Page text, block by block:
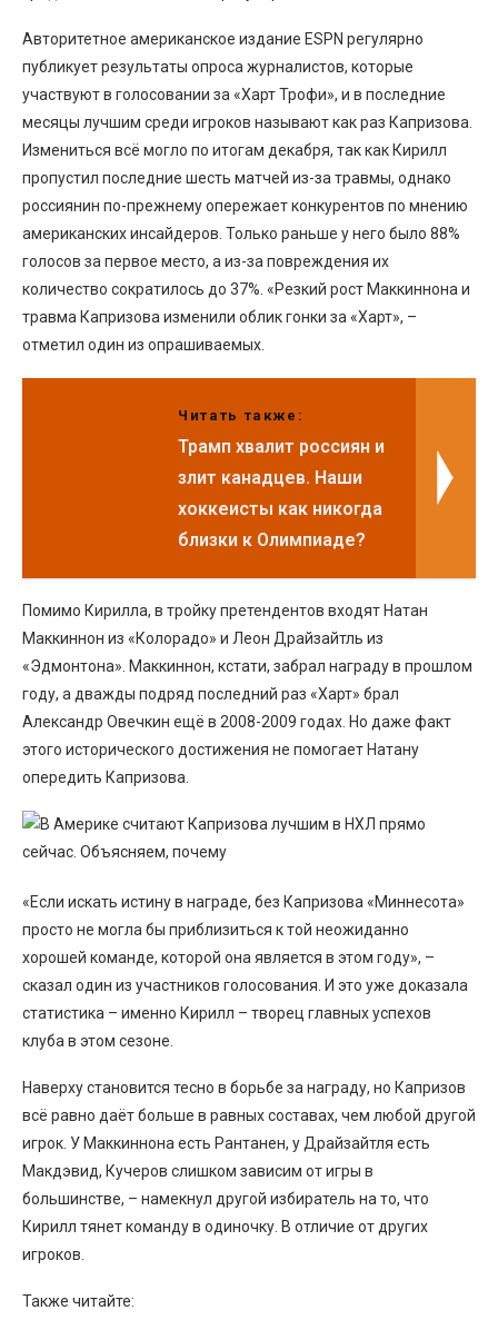
Авторитетное американское издание ESPN регулярно
публикует результаты опроса журналистов, которые
участвуют в голосовании за «Харт Трофи», и в последние
месяцы лучшим среди игроков называют как раз Капризова.
Измениться всё могло по итогам декабря, так как Кирилл
пропустил последние шесть матчей из-за травмы, однако
россиянин по-прежнему опережает конкурентов по мнению
американских инсайдеров. Только раньше у него было 88%
голосов за первое место, а из-за повреждения их
количество сократилось до 37%. «Резкий рост Маккиннона и
травма Капризова изменили облик гонки за «Харт», –
отметил один из опрашиваемых.
Читать также:
Трамп хвалит россиян и
злит канадцев. Наши
хоккеисты как никогда
близки к Олимпиаде?
Помимо Кирилла, в тройку претендентов входят Натан
Маккиннон из «Колорадо» и Леон Драйзайтль из
«Эдмонтона». Маккиннон, кстати, забрал награду в прошлом
году, а дважды подряд последний раз «Харт» брал
Александр Овечкин ещё в 2008-2009 годах. Но даже факт
этого исторического достижения не помогает Натану
опередить Капризова.
«Если искать истину в награде, без Капризова «Миннесота»
просто не могла бы приблизиться к той неожиданно
хорошей команде, которой она является в этом году», –
сказал один из участников голосования. И это уже доказала
статистика – именно Кирилл – творец главных успехов
клуба в этом сезоне.
Наверху становится тесно в борьбе за награду, но Капризов
всё равно даёт больше в равных составах, чем любой другой
игрок. У Маккиннона есть Рантанен, у Драйзайтля есть
Макдэвид, Кучеров слишком зависим от игры в
большинстве, – намекнул другой избиратель на то, что
Кирилл тянет команду в одиночку. В отличие от других
игроков.
Также читайте: